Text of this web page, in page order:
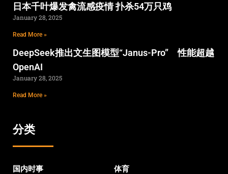
日本千叶爆发禽流感疫情 扑杀54万只鸡
January 28, 2025
Read More »
DeepSeek推出文生图模型“Janus-Pro” 性能超越
OpenAI
January 28, 2025
Read More »
分类
国内时事 体育